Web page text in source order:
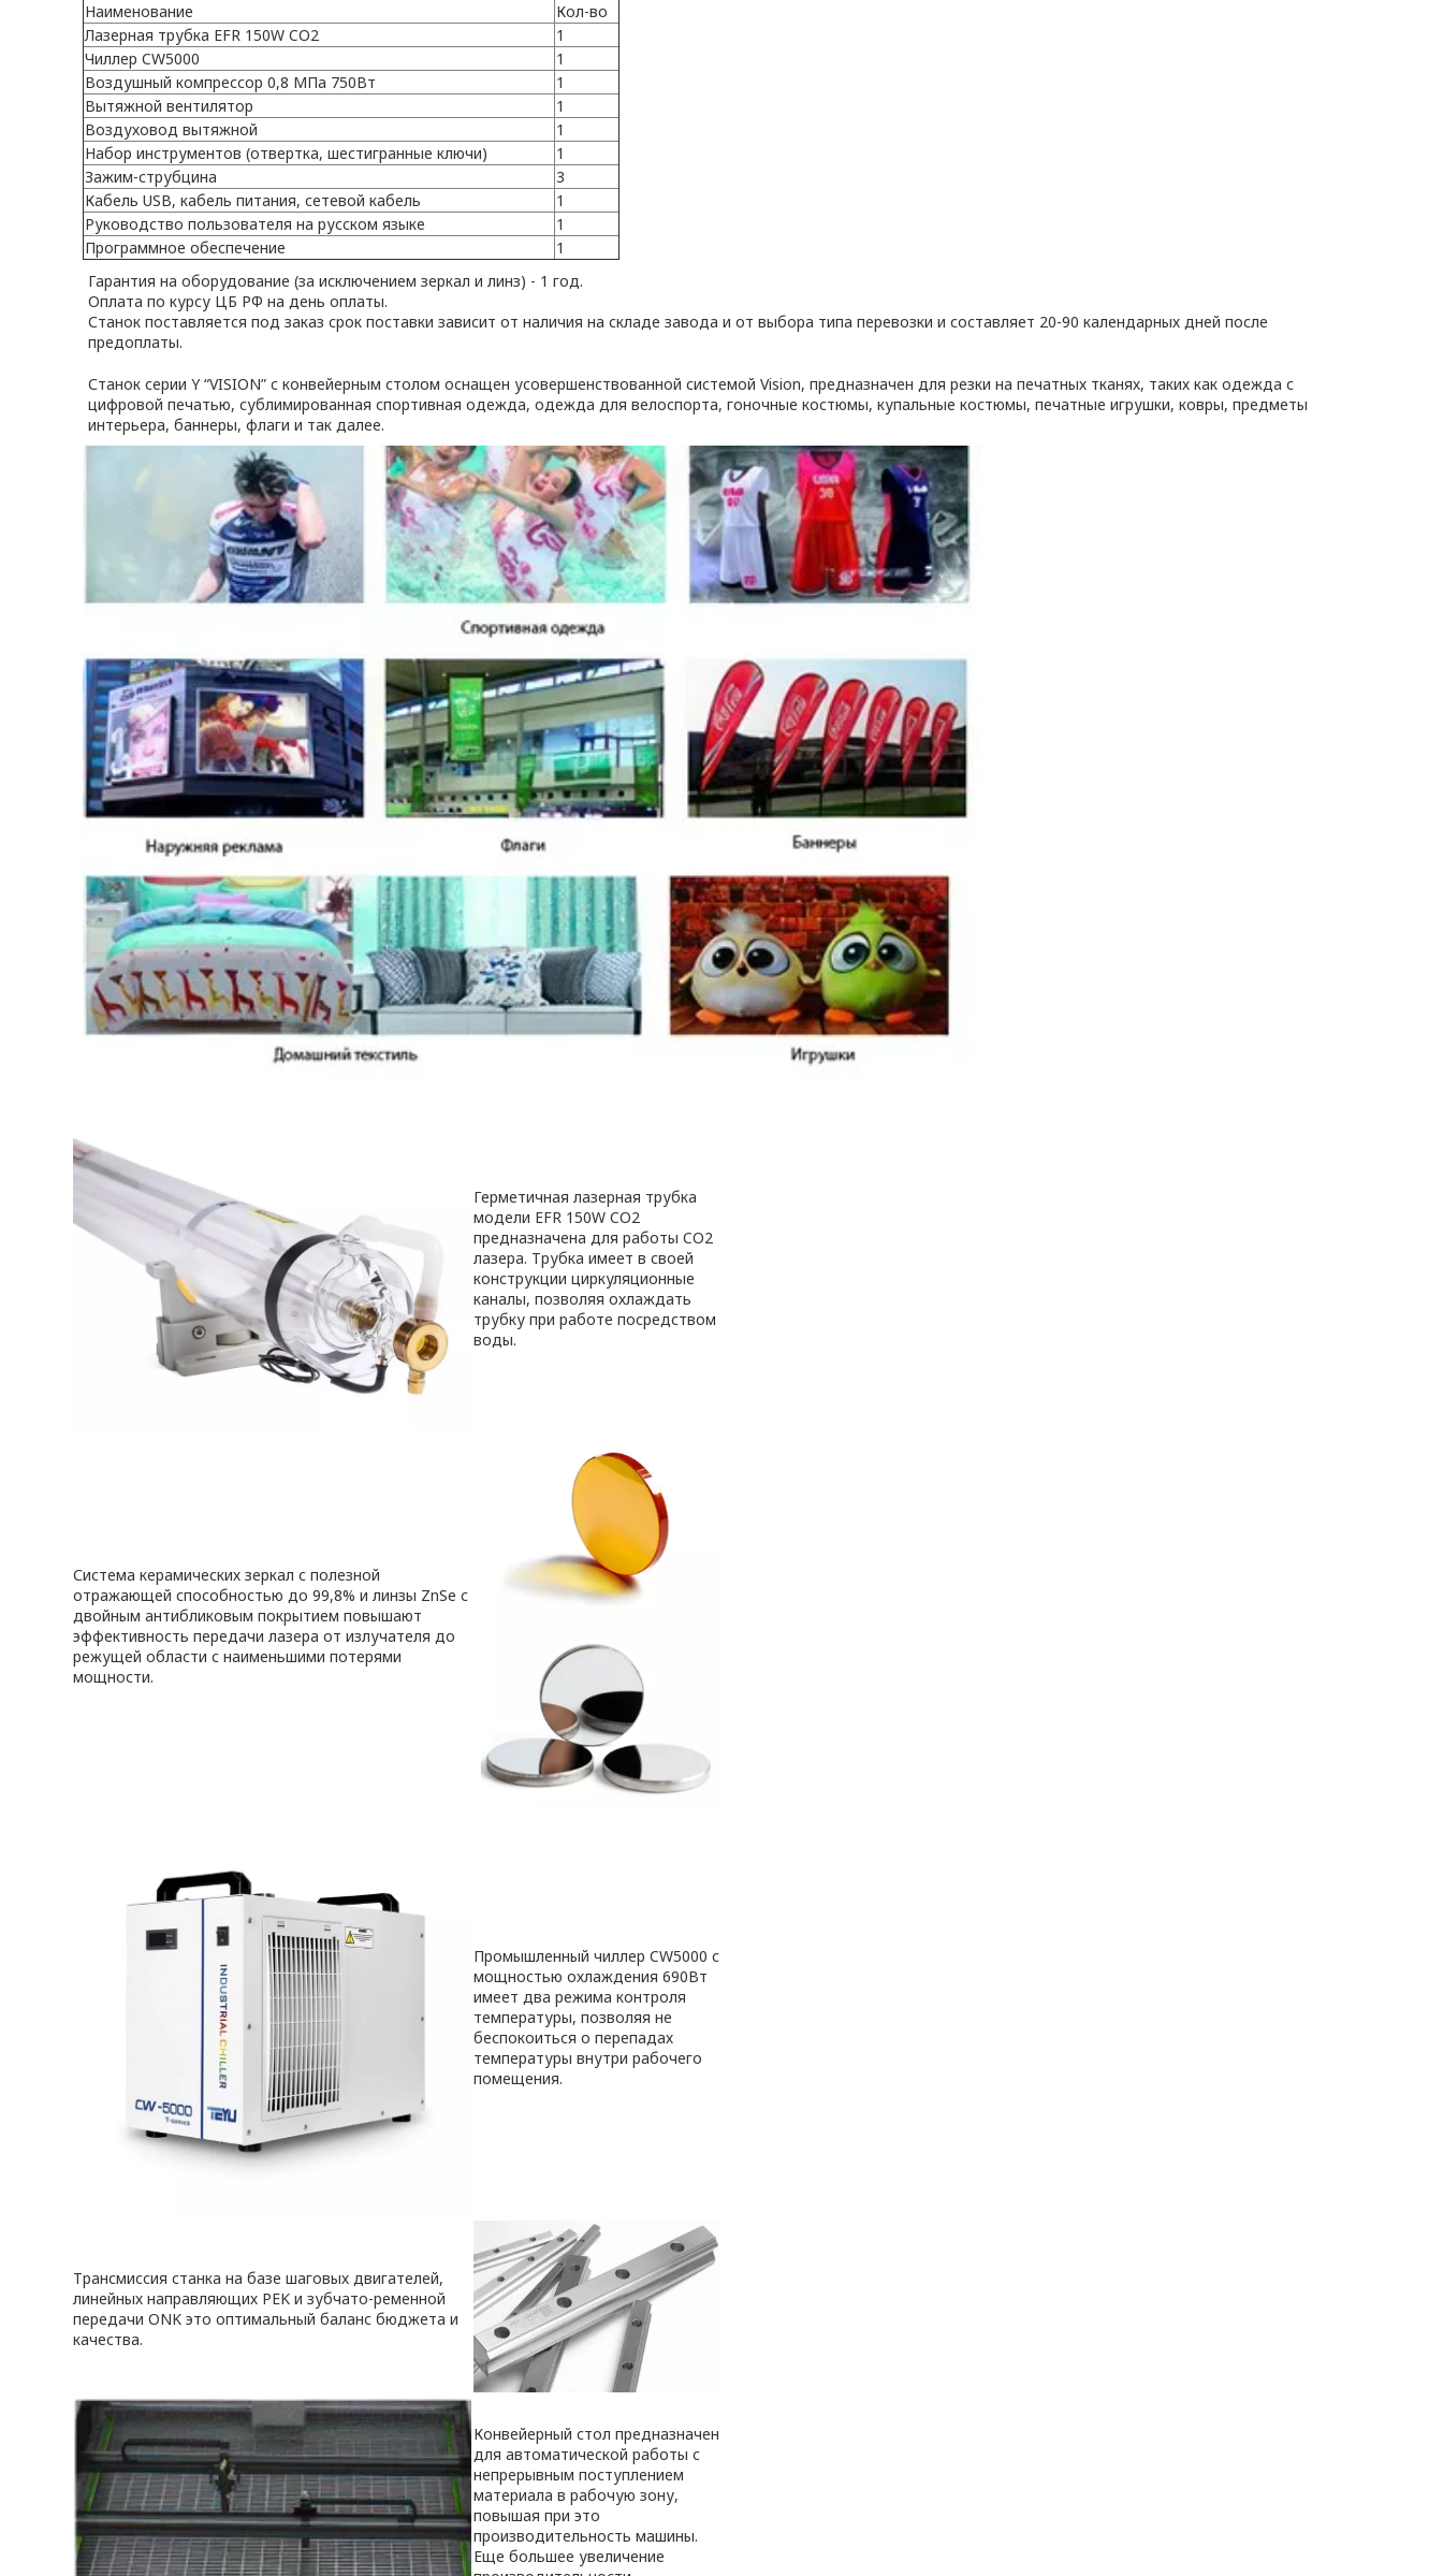
Наименование
Кол-во
Лазерная трубка EFR 150W CO2
1
Чиллер CW5000
1
Воздушный компрессор 0,8 МПа 750Вт
1
Вытяжной вентилятор
1
Воздуховод вытяжной
1
Набор инструментов (отвертка, шестигранные ключи)
1
Зажим-струбцина
3
Кабель USB, кабель питания, сетевой кабель
1
Руководство пользователя на русском языке
1
Программное обеспечение
1
Гарантия на оборудование (за исключением зеркал и линз) - 1 год.
Оплата по курсу ЦБ РФ на день оплаты.
Станок поставляется под заказ срок поставки зависит от наличия на складе завода и от выбора типа перевозки и составляет 20-90 календарных дней после
предоплаты.
Станок серии Y “VISION” с конвейерным столом оснащен усовершенствованной системой Vision, предназначен для резки на печатных тканях, таких как одежда с
цифровой печатью, сублимированная спортивная одежда, одежда для велоспорта, гоночные костюмы, купальные костюмы, печатные игрушки, ковры, предметы
интерьера, баннеры, флаги и так далее.
Герметичная лазерная трубка
модели EFR 150W CO2
предназначена для работы CO2
лазера. Трубка имеет в своей
конструкции циркуляционные
каналы, позволяя охлаждать
трубку при работе посредством
воды.
Система керамических зеркал с полезной
отражающей способностью до 99,8% и линзы ZnSe с
двойным антибликовым покрытием повышают
эффективность передачи лазера от излучателя до
режущей области с наименьшими потерями
мощности.
Промышленный чиллер CW5000 с
мощностью охлаждения 690Вт
имеет два режима контроля
температуры, позволяя не
беспокоиться о перепадах
температуры внутри рабочего
помещения.
Трансмиссия станка на базе шаговых двигателей,
линейных направляющих PEK и зубчато-ременной
передачи ONK это оптимальный баланс бюджета и
качества.
Конвейерный стол предназначен
для автоматической работы с
непрерывным поступлением
материала в рабочую зону,
повышая при это
производительность машины.
Еще большее увеличение